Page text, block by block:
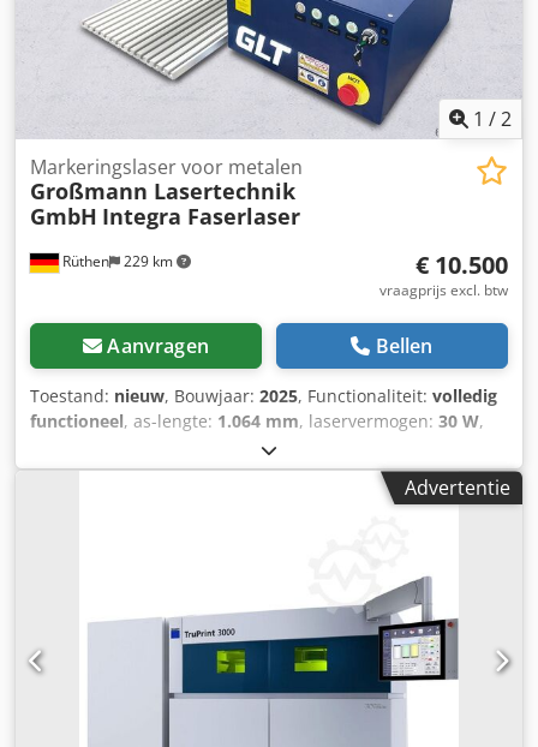
1 /2
Rüthen 229 km
Markeringslaser voor metalen
Großmann Lasertechnik
GmbH Integra Faserlaser
€ 10.500
vraagprijs excl. btw
Aanvragen Bellen
Toestand: nieuw, Bouwjaar: 2025, Functionaliteit: volledig
functioneel, as-lengte: 1.064 mm, laservermogen: 30 W,
, totaalgewicht:
maanden, scanlengte:220 mm, scanbreedte:220 mm,
Integra Fiberlaser – Hoogprecisie markeerlaser voor
Industrie 4.0 klaar De Integra fiberlaser is een volledig
geïntegreerd lasersysteem voor industriële serieproductie,
ontworpen voor hoge cyclustijden, precisie en
proceszekerheid. Dankzij de combinatie van
fiberlasertechnologie, geïntegreerde PLC en modulaire
machinearchitectuur is de Integra ideaal voor
Advertentie